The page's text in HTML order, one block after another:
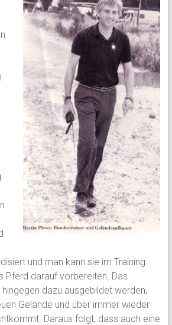
und man kann sie im Training
Pferd darauf vorbereiten. Das
dazu ausgebildet werden,
Gelände und über immer wieder
Daraus folgt, dass auch eine